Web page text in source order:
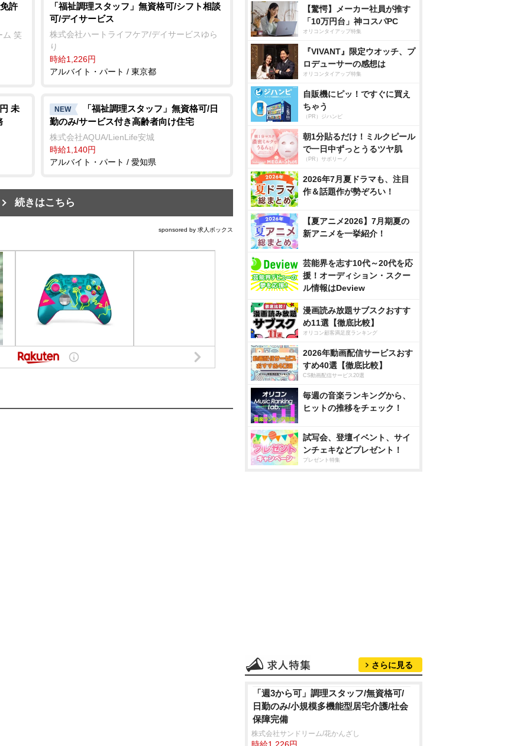
許
ム 笑
「福祉調理スタッフ」無資格可/シフト相談
可/デイサービス
株式会社ハートライフケア/デイサービスゆら
り
時給1,226円
アルバイト・パート / 東京都
未
NEW
「福祉調理スタッフ」無資格可/日
勤のみ/サービス付き高齢者向け住宅
株式会社AQUA/LienLife安城
時給1,140円
アルバイト・パート / 愛知県
続きはこちら
sponsored by 求人ボックス
【驚愕】メーカー社員が推す
「10万円台」神コスパPC
オリコンタイアップ特集
『VIVANT』限定ウオッチ、プ
ロデューサーの感想は
オリコンタイアップ特集
自販機にピッ！ですぐに買え
ちゃう
（PR）ジハンピ
朝1分貼るだけ！ミルクピール
で一日中ずっとうるツヤ肌
（PR）サボリーノ
2026年7月夏ドラマも、注目
作＆話題作が勢ぞろい！
【夏アニメ2026】7月期夏の
新アニメを一挙紹介！
芸能界を志す10代～20代を応
援！オーディション・スクー
ル情報はDeview
漫画読み放題サブスクおすす
め11選【徹底比較】
オリコン顧客満足度ランキング
2026年動画配信サービスおす
すめ40選【徹底比較】
CS動画配信サービス20選
毎週の音楽ランキングから、
ヒットの推移をチェック！
試写会、登壇イベント、サイ
ンチェキなどプレゼント！
プレゼント特集
さらに見る
「週3から可」調理スタッフ/無資格可/
日勤のみ/小規模多機能型居宅介護/社会
保障完備
株式会社サンドリーム/花かんざし